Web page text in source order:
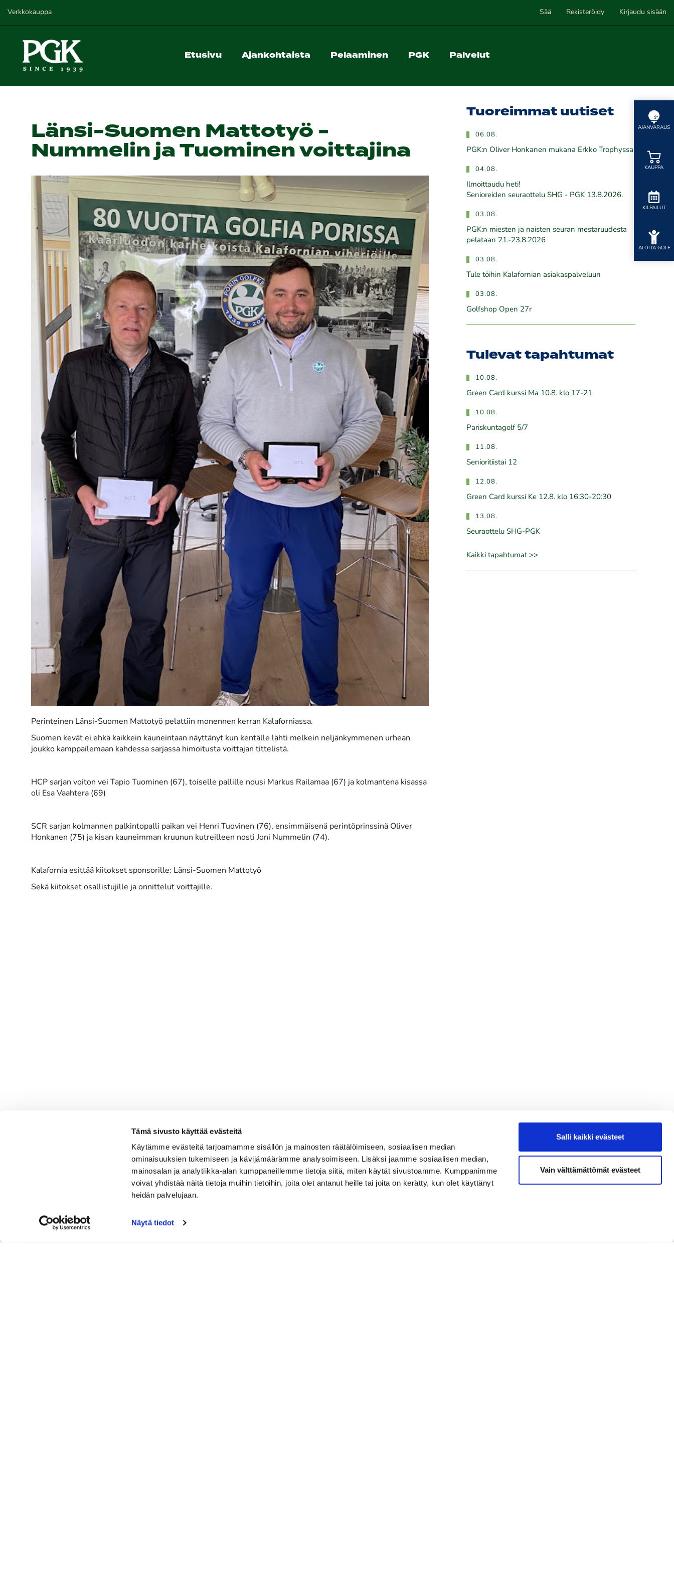
Tämä sivusto käyttää evästeitä
Käytämme evästeitä tarjoamamme sisällön ja mainosten räätälöimiseen, sosiaalisen median
ominaisuuksien tukemiseen ja kävijämäärämme analysoimiseen. Lisäksi jaamme sosiaalisen median,
mainosalan ja analytiikka-alan kumppaneillemme tietoja siitä, miten käytät sivustoamme. Kumppanimme
voivat yhdistää näitä tietoja muihin tietoihin, joita olet antanut heille tai joita on kerätty, kun olet käyttänyt
heidän palvelujaan.
Näytä tiedot
Salli kaikki evästeet
Vain välttämättömät evästeet
Verkkokauppa Sää Rekisteröidy Kirjaudu sisään
Etusivu Ajankohtaista Pelaaminen PGK Palvelut
AJANVARAUS
KAUPPA
KILPAILUT
ALOITA GOLF
Länsi-Suomen Mattotyö -
Nummelin ja Tuominen voittajina
Perinteinen Länsi-Suomen Mattotyö pelattiin monennen kerran Kalaforniassa.
Suomen kevät ei ehkä kaikkein kauneintaan näyttänyt kun kentälle lähti melkein neljänkymmenen urhean
joukko kamppailemaan kahdessa sarjassa himoitusta voittajan tittelistä.
HCP sarjan voiton vei Tapio Tuominen (67), toiselle pallille nousi Markus Railamaa (67) ja kolmantena kisassa
oli Esa Vaahtera (69)
SCR sarjan kolmannen palkintopalli paikan vei Henri Tuovinen (76), ensimmäisenä perintöprinssinä Oliver
Honkanen (75) ja kisan kauneimman kruunun kutreilleen nosti Joni Nummelin (74).
Kalafornia esittää kiitokset sponsorille: Länsi-Suomen Mattotyö
Sekä kiitokset osallistujille ja onnittelut voittajille.
Tuoreimmat uutiset
06.08.
PGK:n Oliver Honkanen mukana Erkko Trophyssa
04.08.
Ilmoittaudu heti!
​​​​​​​Senioreiden seuraottelu SHG - PGK 13.8.2026.
03.08.
PGK:n miesten ja naisten seuran mestaruudesta
pelataan 21.-23.8.2026
03.08.
Tule töihin Kalafornian asiakaspalveluun
03.08.
Golfshop Open 27r
Tulevat tapahtumat
10.08.
Green Card kurssi Ma 10.8. klo 17-21
10.08.
Pariskuntagolf 5/7
11.08.
Senioritiistai 12
12.08.
Green Card kurssi Ke 12.8. klo 16:30-20:30
13.08.
Seuraottelu SHG-PGK
Kaikki tapahtumat >>